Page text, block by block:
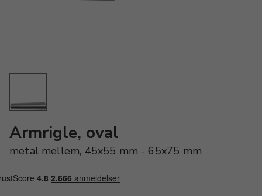
Armrigle, oval
metal mellem, 45x55 mm - 65x75 mm